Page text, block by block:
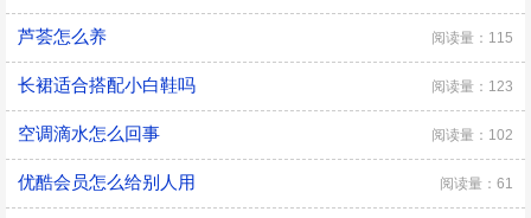
芦荟怎么养 阅读量：115
长裙适合搭配小白鞋吗 阅读量：123
空调滴水怎么回事 阅读量：102
优酷会员怎么给别人用 阅读量：61